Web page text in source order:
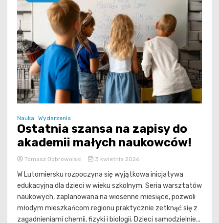
Nauka Wydarzenia
Ostatnia szansa na zapisy do
akademii małych naukowców!
Tomasz Dobrowolski 3 kwietnia 2026
W Lutomiersku rozpoczyna się wyjątkowa inicjatywa
edukacyjna dla dzieci w wieku szkolnym. Seria warsztatów
naukowych, zaplanowana na wiosenne miesiące, pozwoli
młodym mieszkańcom regionu praktycznie zetknąć się z
zagadnieniami chemii, fizyki i biologii. Dzieci samodzielnie...